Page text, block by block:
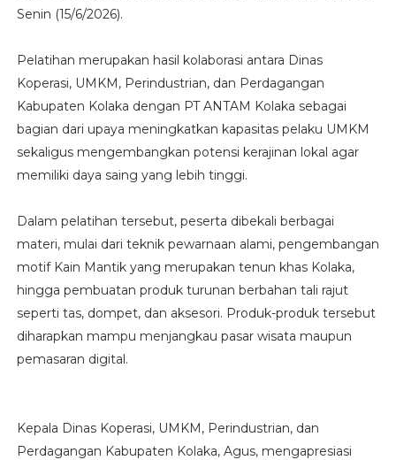
Senin (15/6/2026).
Pelatihan merupakan hasil kolaborasi antara Dinas
Koperasi, UMKM, Perindustrian, dan Perdagangan
Kabupaten Kolaka dengan PT ANTAM Kolaka sebagai
bagian dari upaya meningkatkan kapasitas pelaku UMKM
sekaligus mengembangkan potensi kerajinan lokal agar
memiliki daya saing yang lebih tinggi.
Dalam pelatihan tersebut, peserta dibekali berbagai
materi, mulai dari teknik pewarnaan alami, pengembangan
motif Kain Mantik yang merupakan tenun khas Kolaka,
hingga pembuatan produk turunan berbahan tali rajut
seperti tas, dompet, dan aksesori. Produk-produk tersebut
diharapkan mampu menjangkau pasar wisata maupun
pemasaran digital.
Kepala Dinas Koperasi, UMKM, Perindustrian, dan
Perdagangan Kabupaten Kolaka, Agus, mengapresiasi